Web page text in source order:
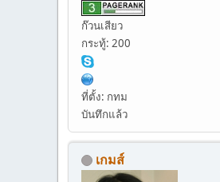
ก๊วนเสียว
กระทู้: 200
ที่ตั้ง: กทม
บันทึกแล้ว
เกมส์